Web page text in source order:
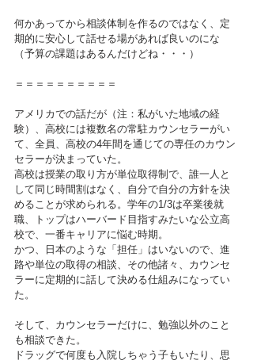
何かあってから相談体制を作るのではなく、定
期的に安心して話せる場があれば良いのにな
（予算の課題はあるんだけどね・・・）
＝＝＝＝＝＝＝＝＝＝
アメリカでの話だが（注：私がいた地域の経
験）、高校には複数名の常駐カウンセラーがい
て、全員、高校の4年間を通じての専任のカウン
セラーが決まっていた。
高校は授業の取り方が単位取得制で、誰一人と
して同じ時間割はなく、自分で自分の方針を決
めることが求められる。学年の1/3は卒業後就
職、トップはハーバード目指すみたいな公立高
校で、一番キャリアに悩む時期。
かつ、日本のような「担任」はいないので、進
路や単位の取得の相談、その他諸々、カウンセ
ラーに定期的に話して決める仕組みになってい
た。
そして、カウンセラーだけに、勉強以外のこと
も相談できた。
ドラッグで何度も入院しちゃう子もいたり、思